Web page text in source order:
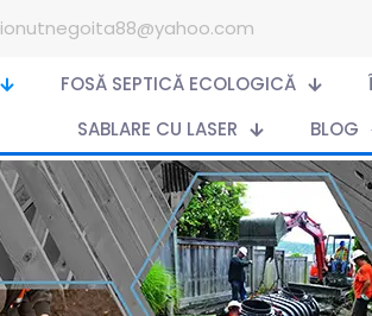
ionutnegoita88@yahoo.com
FOSĂ SEPTICĂ ECOLOGICĂ
SABLARE CU LASER
BLOG